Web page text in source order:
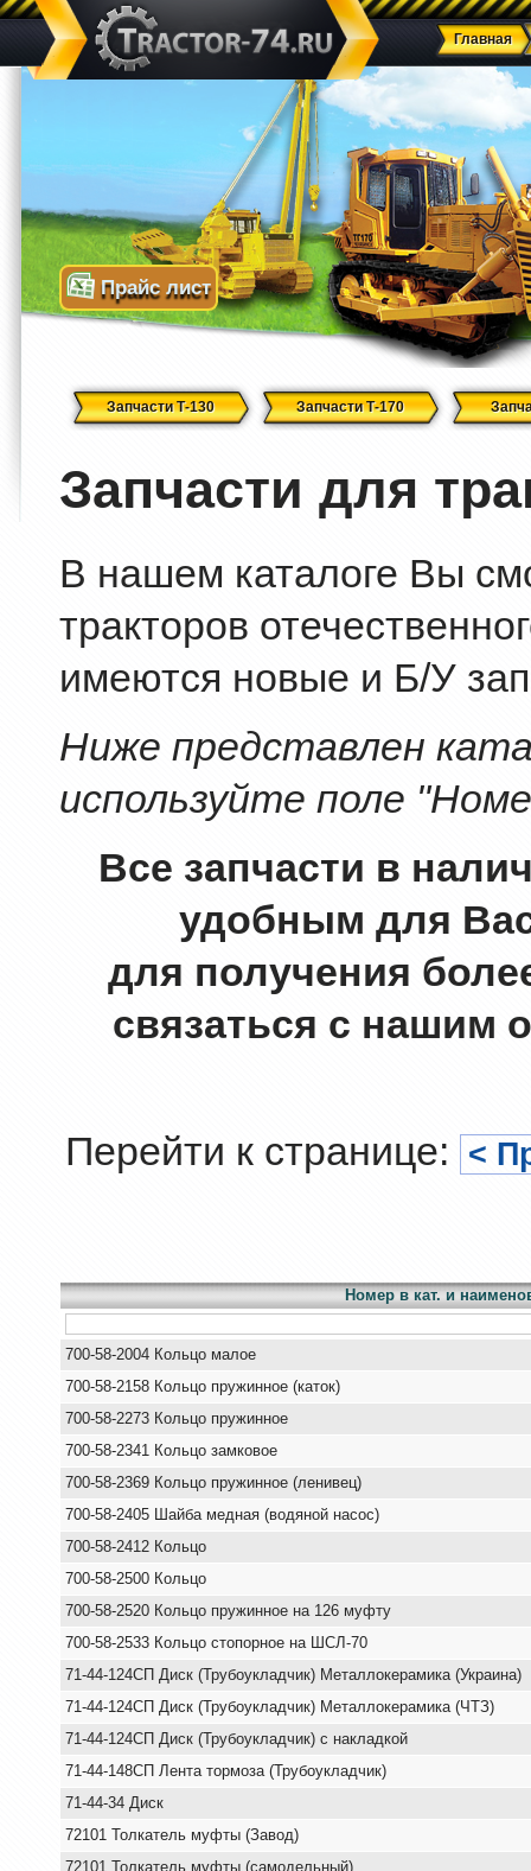
Главная
Запчасти Т-130 Запчасти Т-170
Прайс лист
Запчасти для
В нашем каталоге Вы
тракторов
имеются новые и Б/У
Ниже представлен
используйте поле
Все запчасти в
удобным для
для получения
связаться с нашим
Перейти к странице: <
Номер в кат. и
700-58-2004 Кольцо малое
700-58-2158 Кольцо пружинное (каток)
700-58-2273 Кольцо пружинное
700-58-2341 Кольцо замковое
700-58-2369 Кольцо пружинное (ленивец)
700-58-2405 Шайба медная (водяной насос)
700-58-2412 Кольцо
700-58-2500 Кольцо
700-58-2520 Кольцо пружинное на 126 муфту
700-58-2533 Кольцо стопорное на ШСЛ-70
71-44-124СП Диск (Трубоукладчик) Металлокерамика (Украина)
71-44-124СП Диск (Трубоукладчик) Металлокерамика (ЧТЗ)
71-44-124СП Диск (Трубоукладчик) с накладкой
71-44-148СП Лента тормоза (Трубоукладчик)
71-44-34 Диск
72101 Толкатель муфты (Завод)
72101 Толкатель муфты (самодельный)